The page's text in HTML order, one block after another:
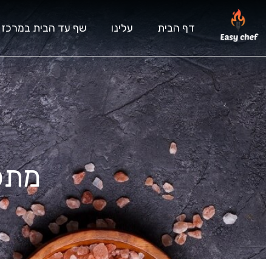
דף הבית עלינו שף עד הבית במרכז